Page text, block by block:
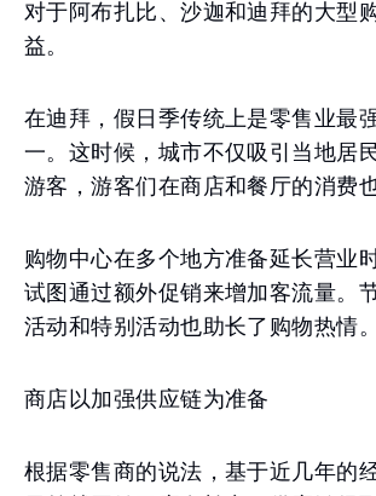
对于阿布扎比、沙迦和迪拜的大型
益。
在迪拜，假日季传统上是零售业最
一。这时候，城市不仅吸引当地居
游客，游客们在商店和餐厅的消费
购物中心在多个地方准备延长营业
试图通过额外促销来增加客流量。
活动和特别活动也助长了购物热情。
商店以加强供应链为准备
根据零售商的说法，基于近几年的